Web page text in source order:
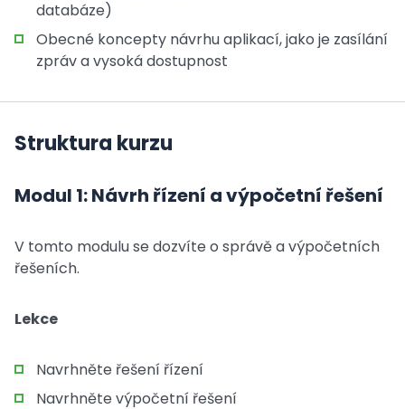
databáze)
Obecné koncepty návrhu aplikací, jako je zasílání
zpráv a vysoká dostupnost
Struktura kurzu
Modul 1: Návrh řízení a výpočetní řešení
V tomto modulu se dozvíte o správě a výpočetních
řešeních.
Lekce
Navrhněte řešení řízení
Navrhněte výpočetní řešení